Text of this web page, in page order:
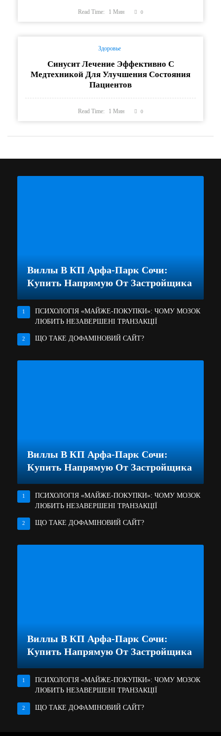
Read Time: 1Мин 0
Здоровье
Синусит Лечение Эффективно С
Медтехникой Для Улучшения Состояния
Пациентов
Read Time: 1Мин 0
Виллы В КП Арфа-Парк Сочи:
Купить Напрямую От Застройщика
1
ПСИХОЛОГІЯ «МАЙЖЕ-ПОКУПКИ»: ЧОМУ МОЗОК
ЛЮБИТЬ НЕЗАВЕРШЕНІ ТРАНЗАКЦІЇ
2 ЩО ТАКЕ ДОФАМІНОВИЙ САЙТ?
Виллы В КП Арфа-Парк Сочи:
Купить Напрямую От Застройщика
1
ПСИХОЛОГІЯ «МАЙЖЕ-ПОКУПКИ»: ЧОМУ МОЗОК
ЛЮБИТЬ НЕЗАВЕРШЕНІ ТРАНЗАКЦІЇ
2 ЩО ТАКЕ ДОФАМІНОВИЙ САЙТ?
Виллы В КП Арфа-Парк Сочи:
Купить Напрямую От Застройщика
1
ПСИХОЛОГІЯ «МАЙЖЕ-ПОКУПКИ»: ЧОМУ МОЗОК
ЛЮБИТЬ НЕЗАВЕРШЕНІ ТРАНЗАКЦІЇ
2 ЩО ТАКЕ ДОФАМІНОВИЙ САЙТ?